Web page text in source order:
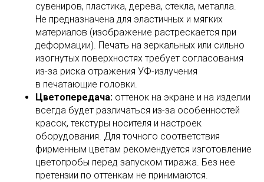
сувениров, пластика, дерева, стекла, металла.
Не предназначена для эластичных и мягких
материалов (изображение растрескается при
деформации). Печать на зеркальных или сильно
изогнутых поверхностях требует согласования
из-за риска отражения УФ-излучения
в печатающие головки.
Цветопередача: оттенок на экране и на изделии
всегда будет различаться из-за особенностей
красок, текстуры носителя и настроек
оборудования. Для точного соответствия
фирменным цветам рекомендуется изготовление
цветопробы перед запуском тиража. Без нее
претензии по оттенкам не принимаются.